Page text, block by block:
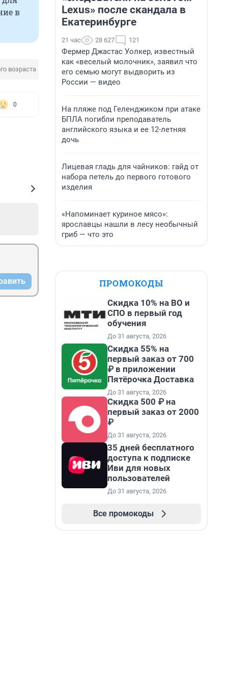
в
возраста
0
Lexus» после скандала в
Екатеринбурге
21 час 28 627 121
Фермер Джастас Уолкер, известный
как «веселый молочник», заявил что
его семью могут выдворить из
России — видео
На пляже под Геленджиком при атаке
БПЛА погибли преподаватель
английского языка и ее 12-летняя
дочь
Лицевая гладь для чайников: гайд от
набора петель до первого готового
изделия
«Напоминает куриное мясо»:
ярославцы нашли в лесу необычный
гриб — что это
ПРОМОКОДЫ
Скидка 10% на ВО и
СПО в первый год
обучения
До 31 августа, 2026
Скидка 55% на
первый заказ от 700
₽ в приложении
Пятёрочка Доставка
До 31 августа, 2026
Скидка 500 ₽ на
первый заказ от 2000
₽
До 31 августа, 2026
35 дней бесплатного
доступа к подписке
Иви для новых
пользователей
До 31 августа, 2026
Все промокоды